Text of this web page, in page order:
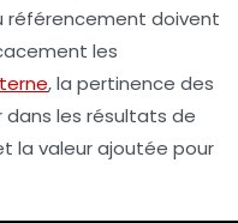
référencement doivent
les
, la pertinence des
les résultats de
la valeur ajoutée pour